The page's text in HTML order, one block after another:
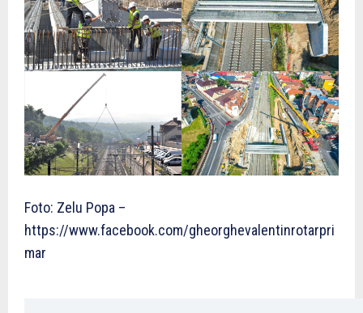
Foto: Zelu Popa –
https://www.facebook.com/gheorghevalentinrotarpri
mar